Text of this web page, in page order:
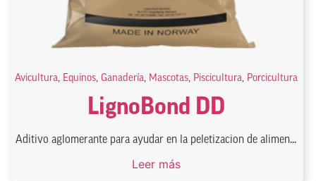
Avicultura, Equinos, Ganadería, Mascotas, Piscicultura, Porcicultura
LignoBond DD
Aditivo aglomerante para ayudar en la peletizacion de alimen...
Leer más